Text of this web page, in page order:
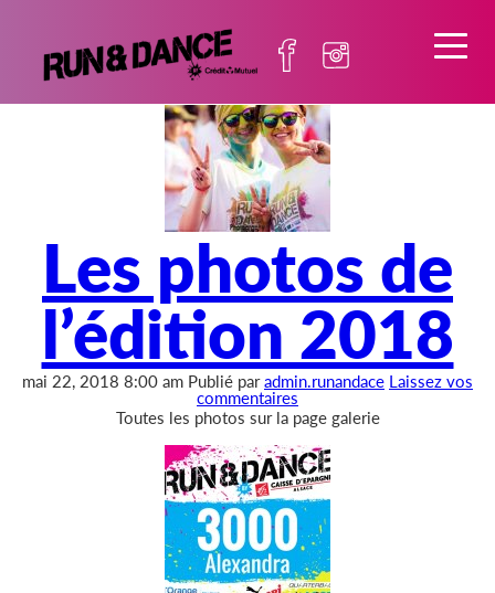
Archives de l'auteur admin.runandace
Les photos de
l’édition 2018
mai 22, 2018 8:00 am Publié paradmin.runandace Laissez vos
commentaires
Toutes les photos sur la page galerie